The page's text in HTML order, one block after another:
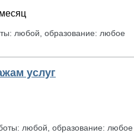
любой, образование: любое
услуг
любой, образование: любое